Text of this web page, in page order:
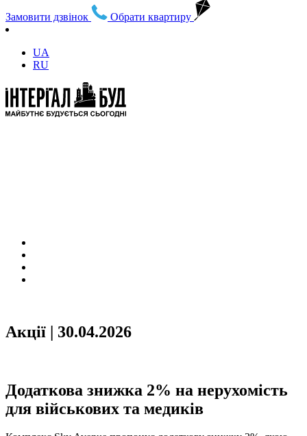
Замовити дзвінок Обрати квартиру
UA
RU
Акції | 30.04.2026
Додаткова знижка 2% на нерухомість
для військових та медиків